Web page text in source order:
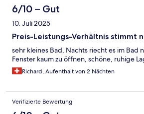
6/10 – Gut
10. Juli 2025
Preis-Leistungs-Verhältnis stimmt
sehr kleines Bad, Nachts riecht es im Bad
Fenster kaum zu öffnen, schöne, ruhige
Richard, Aufenthalt von 2 Nächten
Verifizierte Bewertung